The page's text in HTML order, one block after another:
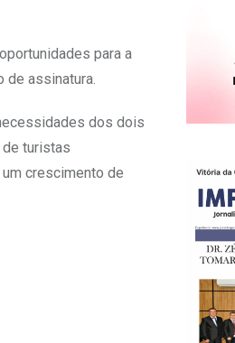
para a
de assinatura.
dos dois
turistas
crescimento de